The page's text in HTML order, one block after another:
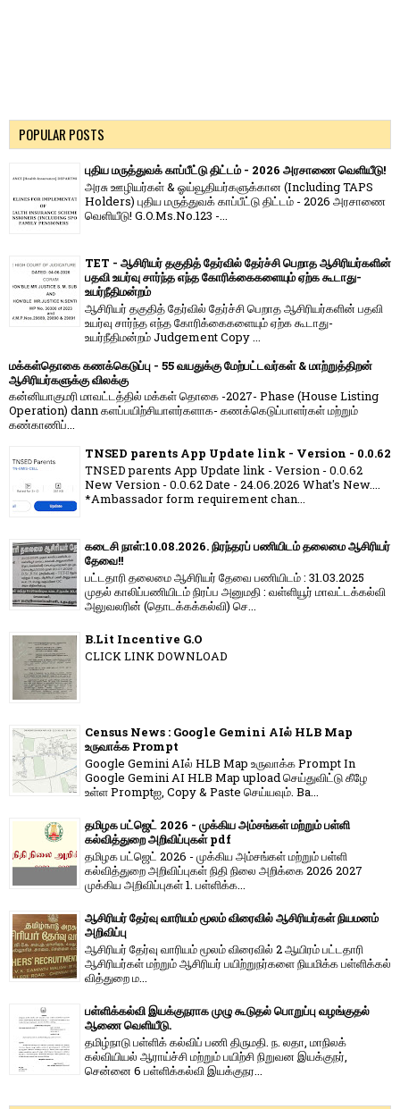
POPULAR POSTS
புதிய மருத்துவக் காப்பீட்டு திட்டம் - 2026 அரசாணை வெளியீடு!
அரசு ஊழியர்கள் & ஓய்வூதியர்களுக்கான (Including TAPS
Holders) புதிய மருத்துவக் காப்பீட்டு திட்டம் - 2026 அரசாணை
வெளியீடு! G.O.Ms.No.123 -...
TET - ஆசிரியர் தகுதித் தேர்வில் தேர்ச்சி பெறாத ஆசிரியர்களின்
பதவி உயர்வு சார்ந்த எந்த கோரிக்கைகளையும் ஏற்க கூடாது-
உயர்நீதிமன்றம்
ஆசிரியர் தகுதித் தேர்வில் தேர்ச்சி பெறாத ஆசிரியர்களின் பதவி
உயர்வு சார்ந்த எந்த கோரிக்கைகளையும் ஏற்க கூடாது-
உயர்நீதிமன்றம் Judgement Copy ...
மக்கள்தொகை கணக்கெடுப்பு - 55 வயதுக்கு மேற்பட்டவர்கள் & மாற்றுத்திறன்
ஆசிரியர்களுக்கு விலக்கு
கன்னியாகுமரி மாவட்டத்தில் மக்கள் தொகை -2027- Phase (House Listing
Operation) dann களப்பயிற்சியாளர்களாக- கணக்கெடுப்பாளர்கள் மற்றும்
கண்காணிப்...
TNSED parents App Update link - Version - 0.0.62
TNSED parents App Update link - Version - 0.0.62
New Version - 0.0.62 Date - 24.06.2026 What's New....
*Ambassador form requirement chan...
கடைசி நாள்:10.08.2026. நிரந்தரப் பணியிடம் தலைமை ஆசிரியர்
தேவை!!
பட்டதாரி தலைமை ஆசிரியர் தேவை பணியிடம் : 31.03.2025
முதல் காலிப்பணியிடம் நிரப்ப அனுமதி : வள்ளியூர் மாவட்டக்கல்வி
அலுவலரின் (தொடக்கக்கல்வி) செ...
B.Lit Incentive G.O
CLICK LINK DOWNLOAD
Census News : Google Gemini AIல் HLB Map
உருவாக்க Prompt
Google Gemini AIல் HLB Map உருவாக்க Prompt In
Google Gemini AI HLB Map upload செய்துவிட்டு கீழே
உள்ள Promptஐ, Copy & Paste செய்யவும். Ba...
தமிழக பட்ஜெட் 2026 - முக்கிய அம்சங்கள் மற்றும் பள்ளி
கல்வித்துறை அறிவிப்புகள் pdf
தமிழக பட்ஜெட் 2026 - முக்கிய அம்சங்கள் மற்றும் பள்ளி
கல்வித்துறை அறிவிப்புகள் நிதி நிலை அறிக்கை 2026 2027
முக்கிய அறிவிப்புகள் 1. பள்ளிக்க...
ஆசிரியர் தேர்வு வாரியம் மூலம் விரைவில் ஆசிரியர்கள் நியமனம்
அறிவிப்பு
ஆசிரியர் தேர்வு வாரி​யம் மூலம் விரை​வில் 2 ஆயிரம் பட்​ட​தாரி
ஆசிரியர்​கள் மற்​றும் ஆசிரியர் பயிற்றுநர்​களை நியமிக்க பள்​ளிக்​கல்​
வித்​துறை ம...
பள்ளிக்கல்வி இயக்குநராக முழு கூடுதல் பொறுப்பு வழங்குதல்
ஆணை வெளியீடு.
தமிழ்நாடு பள்ளிக் கல்விப் பணி திருமதி. ந. லதா, மாநிலக்
கல்வியியல் ஆராய்ச்சி மற்றும் பயிற்சி நிறுவன இயக்குநர்,
சென்னை 6 பள்ளிக்கல்வி இயக்குநர...